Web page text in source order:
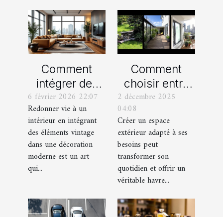
Comment
intégrer des
éléments
vintage dans
une décoration
moderne ?
6 février 2026 22:07
Redonner vie à un
intérieur en intégrant
des éléments vintage
dans une décoration
moderne est un art
qui...
Comment
choisir entre
un jardin, une
terrasse et un
balcon pour
votre espace
extérieur ?
2 décembre 2025
04:08
Créer un espace
extérieur adapté à ses
besoins peut
transformer son
quotidien et offrir un
véritable havre...